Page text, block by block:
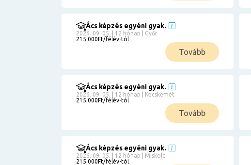
Ács képzés egyéni gyak.
2026. 09. 05. | 12 hónap | Győr
215.000Ft/félév-tól
Tovább
Ács képzés egyéni gyak.
2026. 09. 05. | 12 hónap | Kecskemét
215.000Ft/félév-tól
Tovább
Ács képzés egyéni gyak.
2026. 09. 05. | 12 hónap | Miskolc
215.000Ft/félév-tól